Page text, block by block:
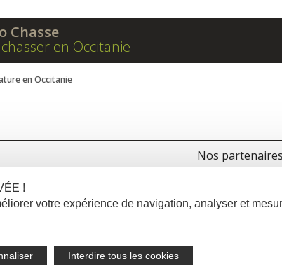
Chasse
en Occitanie
en Occitanie
Nos partenaires
!
votre expérience de navigation, analyser et
Interdire tous les cookies